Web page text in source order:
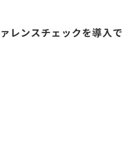
レンスチェックを導入で